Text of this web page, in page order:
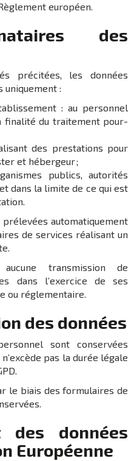
euro­péen.
des
préci­tées, les données
unique­ment :
: au person­nel
fina­lité du trai­te­ment pour­
des pres­ta­tions pour
et héber­geur ;
publics, auto­ri­tés
dans la limite de ce qui est
auto­ma­tique­ment
de services réali­sant un
aucune trans­mis­sion de
dans l’exer­cice de ses
ou régle­men­taire.
des données
sont conser­vées
pas la durée légale
le biais des formu­laires de
des données
Euro­péenne